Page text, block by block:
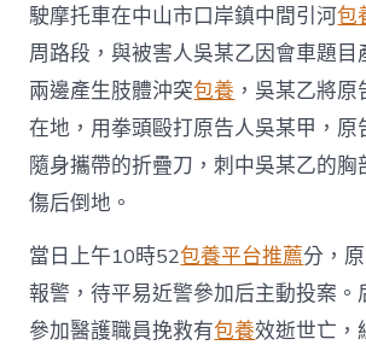
駛摩托車在中山市口岸鎮中間引河包
周路段，與被害人吳某乙因會車題目
兩邊產生肢體沖突包養 ，吳某乙將
在地，用拳頭毆打原告人吳某甲，原
隨身攜帶的折疊刀，刺中吳某乙的胸
傷后倒地。
當日上午10時52包養平台推薦分，
報警，待平易近警參加后主動投案。
參加醫護職員挽救有包養效逝世亡，